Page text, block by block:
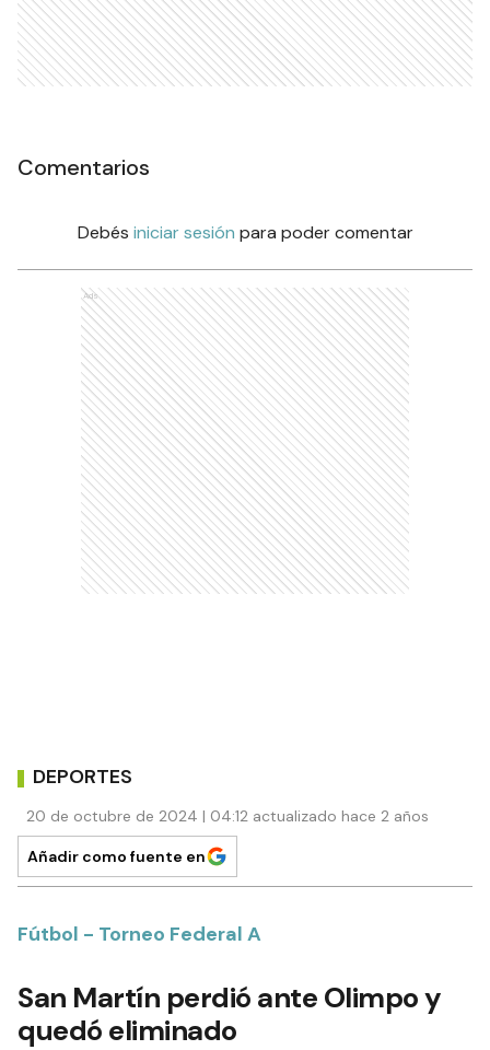
Comentarios
Debés iniciar sesión para poder comentar
Ads
DEPORTES
20 de octubre de 2024 | 04:12 actualizado hace 2 años
Añadir como fuente en
Fútbol - Torneo Federal A
San Martín perdió ante Olimpo y
quedó eliminado